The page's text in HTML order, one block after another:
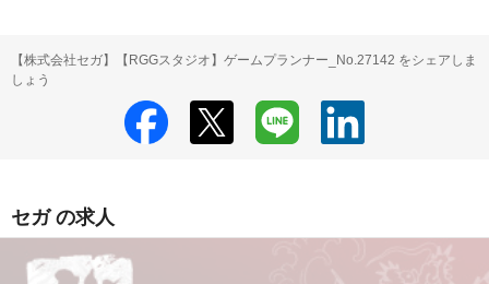
【株式会社セガ】【RGGスタジオ】ゲームプランナー_No.27142 をシェアしま
しょう
セガ の求人